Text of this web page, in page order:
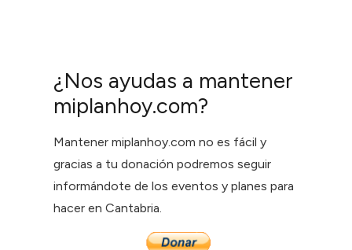
¿Nos ayudas a mantener
miplanhoy.com?
Mantener miplanhoy.com no es fácil y
gracias a tu donación podremos seguir
informándote de los eventos y planes para
hacer en Cantabria.